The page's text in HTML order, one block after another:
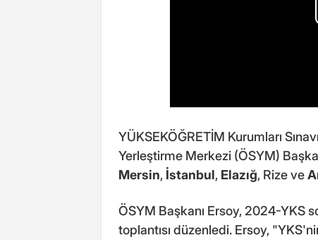
YÜKSEKÖĞRETİM Kurumları
Yerleştirme Merkezi (ÖSYM)
Mersin, İstanbul, Elazığ, Rize ve
ÖSYM Başkanı Ersoy, 2024-YKS
toplantısı düzenledi. Ersoy,